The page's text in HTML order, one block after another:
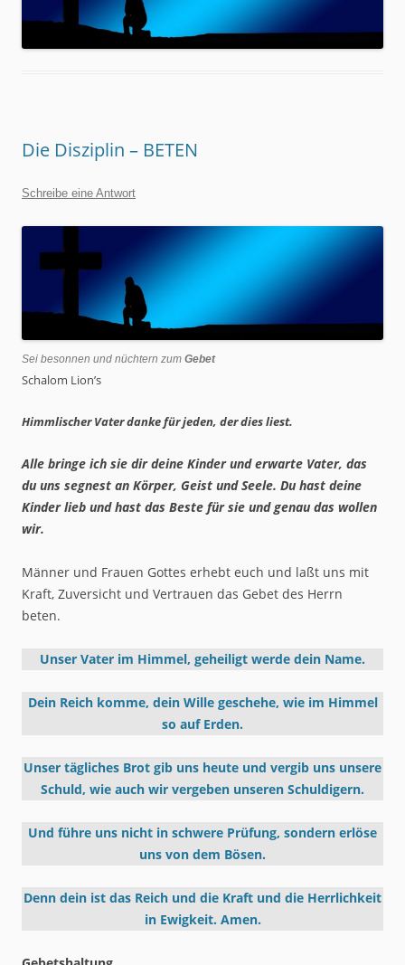
Die Disziplin – BETEN
Schreibe eine Antwort
Sei besonnen und nüchtern zum Gebet
Schalom Lion’s
Himmlischer Vater danke für jeden, der dies liest.
Alle bringe ich sie dir deine Kinder und erwarte Vater, das
du uns segnest an Körper, Geist und Seele. Du hast deine
Kinder lieb und hast das Beste für sie und genau das wollen
wir.
Männer und Frauen Gottes erhebt euch und laßt uns mit
Kraft, Zuversicht und Vertrauen das Gebet des Herrn
beten.
Unser Vater im Himmel, geheiligt werde dein Name.
Dein Reich komme, dein Wille geschehe, wie im Himmel
so auf Erden.
Unser tägliches Brot gib uns heute und vergib uns unsere
Schuld, wie auch wir vergeben unseren Schuldigern.
Und führe uns nicht in schwere Prüfung, sondern erlöse
uns von dem Bösen.
Denn dein ist das Reich und die Kraft und die Herrlichkeit
in Ewigkeit. Amen.